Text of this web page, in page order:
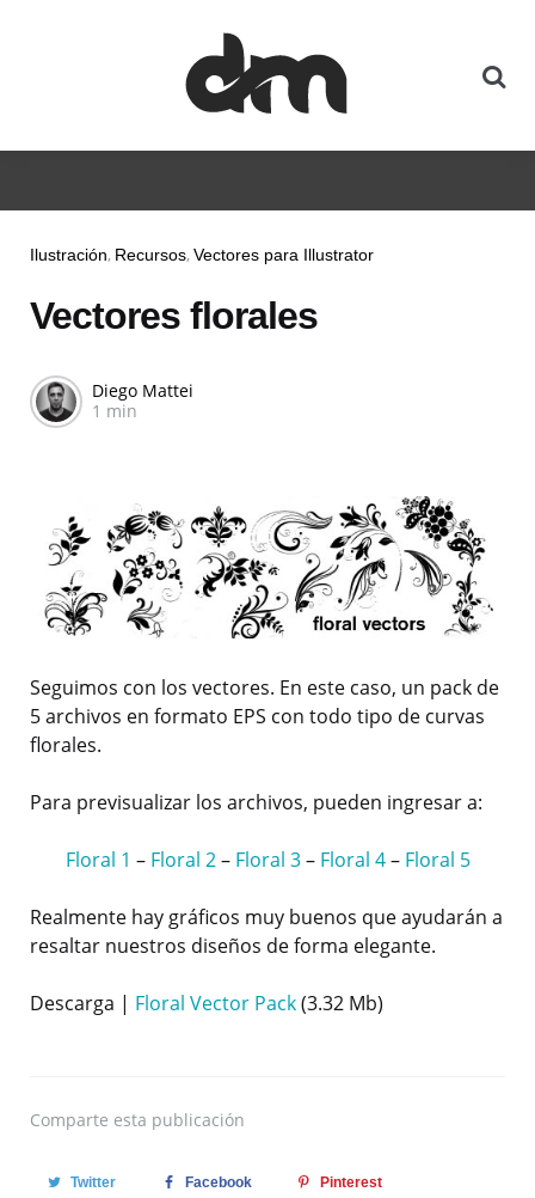
Ilustración Recursos Vectores para Illustrator
Vectores florales
Diego Mattei
1 min
Seguimos con los vectores. En este caso, un pack de
5 archivos en formato EPS con todo tipo de curvas
florales.
Para previsualizar los archivos, pueden ingresar a:
Floral 1 – Floral 2– Floral 3– Floral 4– Floral 5
Realmente hay gráficos muy buenos que ayudarán a
resaltar nuestros diseños de forma elegante.
Descarga | Floral Vector Pack(3.32 Mb)
Comparte esta publicación
Twitter Facebook Pinterest